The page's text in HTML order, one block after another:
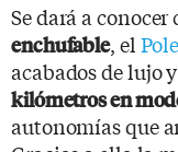
Se dará a
enchufable, el
acabados de lujo
kilómetros en
autonomías que